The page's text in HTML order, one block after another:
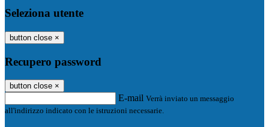
Seleziona utente
button close ×
Recupero password
button close ×
E-mail Verrà inviato un messaggio
all'indirizzo indicato con le istruzioni necessarie.